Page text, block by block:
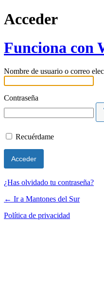
Acceder
Funciona con
Nombre de usuario o correo
Contraseña
Recuérdame
¿Has olvidado tu contraseña?
← Ir a Mantones del Sur
Política de privacidad